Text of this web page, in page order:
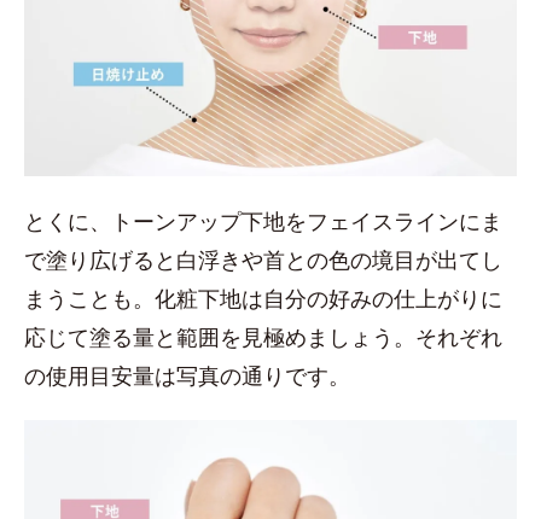
とくに、トーンアップ下地をフェイスラインにま
で塗り広げると白浮きや首との色の境目が出てし
まうことも。化粧下地は自分の好みの仕上がりに
応じて塗る量と範囲を見極めましょう。それぞれ
の使用目安量は写真の通りです。